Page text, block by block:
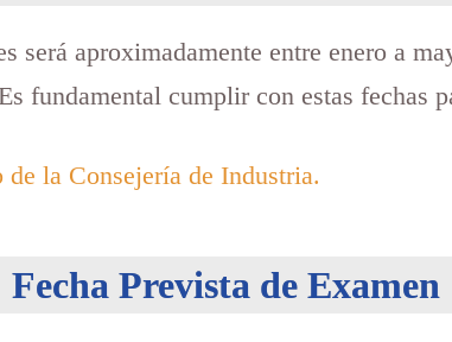
será aproximadamente entre enero a
fundamental cumplir con estas fechas
de la Consejería de Industria.
Fecha Prevista de Examen